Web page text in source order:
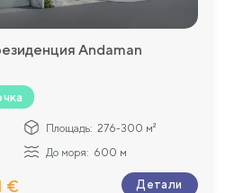
Andaman
Площадь: 276-300 м²
До моря: 600 м
€ Детали